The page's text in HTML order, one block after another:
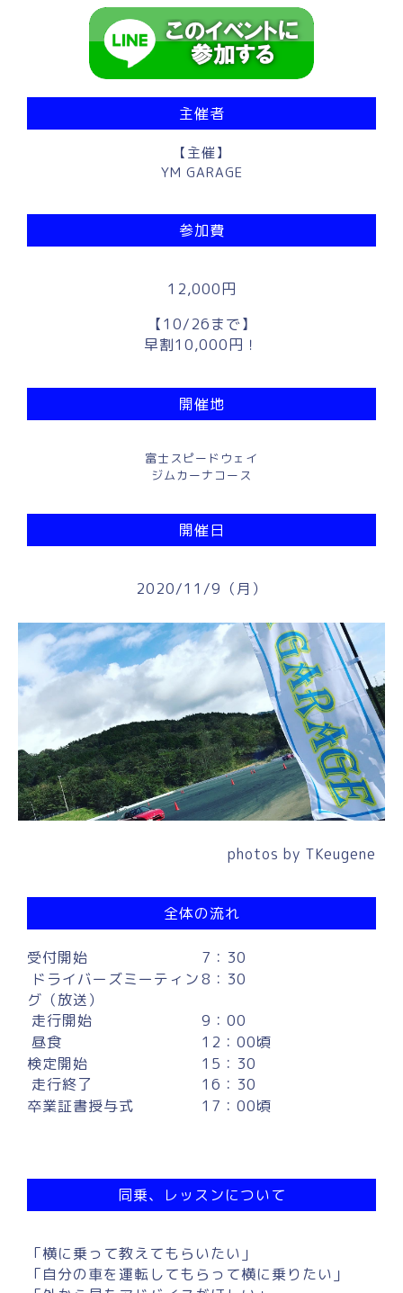
主催者
【主催】
YM GARAGE
参加費
12,000円
【10/26まで】
早割10,000円！
開催地
富士スピードウェイ
ジムカーナコース
開催日
2020/11/9（月）
photos by TKeugene
全体の流れ
受付開始
7：30
ドライバーズミーティン
グ（放送）
8：30
走行開始
9：00
昼食
12：00頃
検定開始
15：30
走行終了
16：30
卒業証書授与式
17：00頃
同乗、レッスンについて
「横に乗って教えてもらいたい」
「自分の車を運転してもらって横に乗りたい」